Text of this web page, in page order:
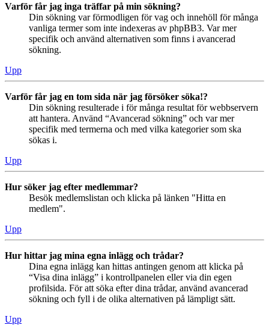
Varför får jag inga träffar på min sökning?
Din sökning var förmodligen för vag och innehöll för många
vanliga termer som inte indexeras av phpBB3. Var mer
specifik och använd alternativen som finns i avancerad
sökning.
Upp
Varför får jag en tom sida när jag försöker söka!?
Din sökning resulterade i för många resultat för webbservern
att hantera. Använd “Avancerad sökning” och var mer
specifik med termerna och med vilka kategorier som ska
sökas i.
Upp
Hur söker jag efter medlemmar?
Besök medlemslistan och klicka på länken "Hitta en
medlem".
Upp
Hur hittar jag mina egna inlägg och trådar?
Dina egna inlägg kan hittas antingen genom att klicka på
“Visa dina inlägg” i kontrollpanelen eller via din egen
profilsida. För att söka efter dina trådar, använd avancerad
sökning och fyll i de olika alternativen på lämpligt sätt.
Upp